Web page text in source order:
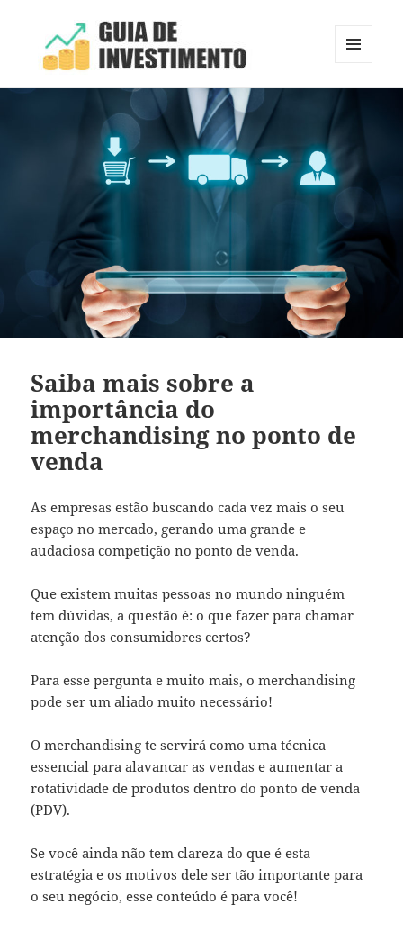
Guia de Investimento
E
Saiba mais sobre a
importância do
merchandising no ponto de
venda
As empresas estão buscando cada vez mais o seu
espaço no mercado, gerando uma grande e
audaciosa competição no ponto de venda.
Que existem muitas pessoas no mundo ninguém
tem dúvidas, a questão é: o que fazer para chamar
atenção dos consumidores certos?
Para esse pergunta e muito mais, o merchandising
pode ser um aliado muito necessário!
O merchandising te servirá como uma técnica
essencial para alavancar as vendas e aumentar a
rotatividade de produtos dentro do ponto de venda
(PDV).
Se você ainda não tem clareza do que é esta
estratégia e os motivos dele ser tão importante para
o seu negócio, esse conteúdo é para você!